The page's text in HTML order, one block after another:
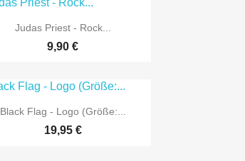
 Vorschau
Judas Priest - Rock...
9,90 €
 Vorschau
Black Flag - Logo (Größe:...
19,95 €